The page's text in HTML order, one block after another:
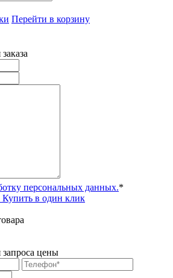
Перейти в корзину
персональных данных.*
Купить в один клик
цены